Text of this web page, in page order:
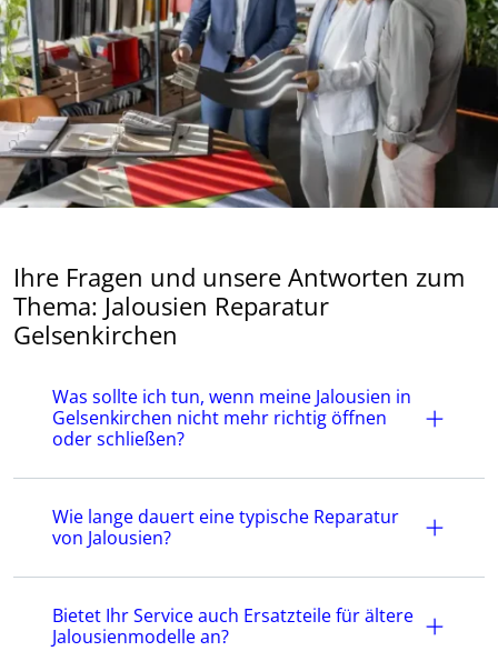
Ihre Fragen und unsere Antworten zum
Thema: Jalousien Reparatur
Gelsenkirchen
Was sollte ich tun, wenn meine Jalousien in
Gelsenkirchen nicht mehr richtig öffnen
oder schließen?
Wie lange dauert eine typische Reparatur
von Jalousien?
Bietet Ihr Service auch Ersatzteile für ältere
Jalousienmodelle an?